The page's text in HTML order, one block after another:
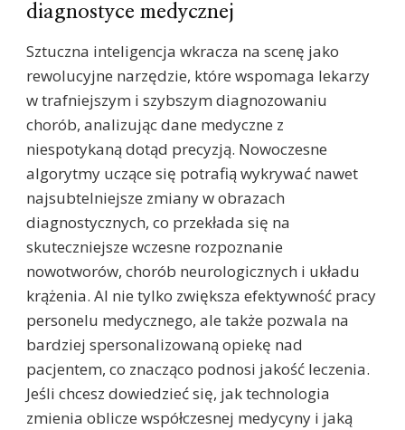
diagnostyce medycznej
Sztuczna inteligencja wkracza na scenę jako
rewolucyjne narzędzie, które wspomaga lekarzy
w trafniejszym i szybszym diagnozowaniu
chorób, analizując dane medyczne z
niespotykaną dotąd precyzją. Nowoczesne
algorytmy uczące się potrafią wykrywać nawet
najsubtelniejsze zmiany w obrazach
diagnostycznych, co przekłada się na
skuteczniejsze wczesne rozpoznanie
nowotworów, chorób neurologicznych i układu
krążenia. AI nie tylko zwiększa efektywność pracy
personelu medycznego, ale także pozwala na
bardziej spersonalizowaną opiekę nad
pacjentem, co znacząco podnosi jakość leczenia.
Jeśli chcesz dowiedzieć się, jak technologia
zmienia oblicze współczesnej medycyny i jaką